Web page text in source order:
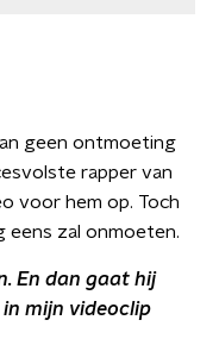
geen ontmoeting
rapper van
voor hem op. Toch
eens zal onmoeten.
En dan gaat hij
mijn videoclip